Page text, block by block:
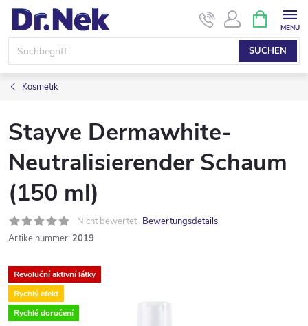
Zum
Inhalt
springen
SUCHEN
Kosmetik
Stayve Dermawhite-
Neutralisierender Schaum
(150 ml)
Nicht bewertet Bewertungsdetails
Artikelnummer: 2019
Revoluční aktivní látky
Rychlý efekt
Rychlé doručení